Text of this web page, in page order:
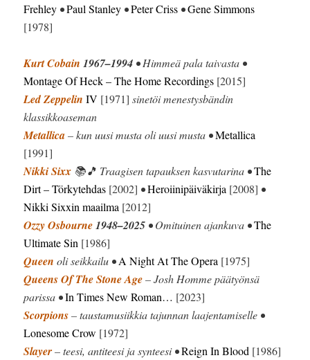
Frehley •Paul Stanley •Peter Criss •Gene Simmons
[1978]
Kurt Cobain 1967–1994 • Himmeä pala taivasta •
Montage Of Heck– The Home Recordings [2015]
Led Zeppelin IV [1971] sinetöi menestysbändin
klassikkoaseman
Metallica– kun uusi musta oli uusi musta •Metallica
[1991]
Nikki Sixx 📚🎵 Traagisen tapauksen kasvutarina •The
Dirt – Törkytehdas [2002] •Heroiinipäiväkirja [2008] •
Nikki Sixxin maailma [2012]
Ozzy Osbourne1948–2025 • Omituinen ajankuva •The
Ultimate Sin [1986]
Queen oli seikkailu •A Night At The Opera [1975]
Queens Of The Stone Age– Josh Homme päätyönsä
parissa •In Times New Roman… [2023]
Scorpions– taustamusiikkia tajunnan laajentamiselle •
Lonesome Crow [1972]
Slayer– teesi, antiteesi ja synteesi •Reign In Blood [1986]